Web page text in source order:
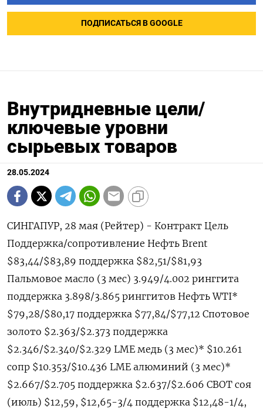
ПОДПИСАТЬСЯ В GOOGLE
Внутридневные цели/
ключевые уровни
сырьевых товаров
28.05.2024
СИНГАПУР, 28 мая (Рейтер) - Контракт Цель
Поддержка/сопротивление Нефть Brent
$83,44/$83,89 поддержка $82,51/$81,93
Пальмовое масло (3 мес) 3.949/4.002 ринггита
поддержка 3.898/3.865 ринггитов Нефть WTI*
$79,28/$80,17 поддержка $77,84/$77,12 Спотовое
золото $2.363/$2.373 поддержка
$2.346/$2.340/$2.329 LME медь (3 мес)* $10.261
сопр $10.353/$10.436 LME алюминий (3 мес)*
$2.667/$2.705 поддержка $2.637/$2.606 CBOT соя
(июль) $12,59, $12,65-3/4 поддержка $12,48-1/4,